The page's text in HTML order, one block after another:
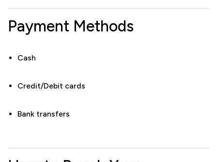
Payment Methods
Cash
Credit/Debit cards
Bank transfers